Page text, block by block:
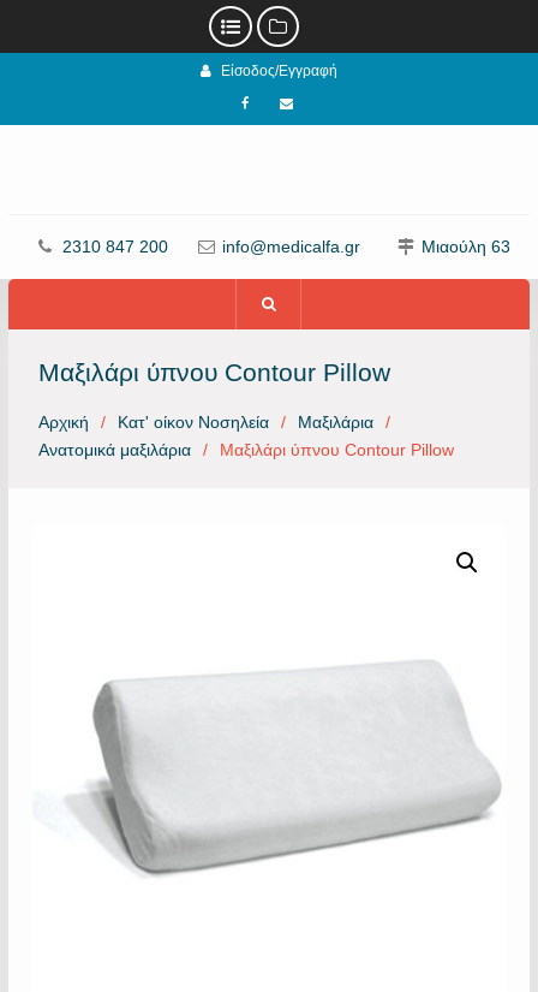
Είσοδος/Εγγραφή
Facebook
email
2310 847 200 info@medicalfa.gr Μιαούλη 63
Μαξιλάρι ύπνου Contour Pillow
Αρχική Κατ' οίκον Νοσηλεία
Μαξιλάρια
Ανατομικά μαξιλάρια
Μαξιλάρι ύπνου Contour Pillow